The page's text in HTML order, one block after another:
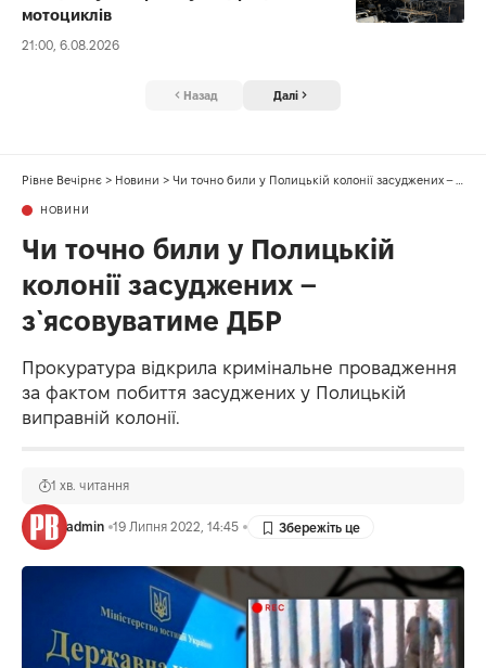
мотоциклів
21:00, 6.08.2026
Назад Далі
Рівне Вечірнє > Новини > Чи точно били у Полицькій колонії засуджених – з`ясовуватиме ДБР
НОВИНИ
Чи точно били у Полицькій
колонії засуджених –
з`ясовуватиме ДБР
Прокуратура відкрила кримінальне провадження
за фактом побиття засуджених у Полицькій
виправній колонії.
admin 19 Липня 2022, 14:45
1 хв. читання